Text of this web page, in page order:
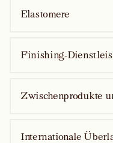
Elastomere
Finishing-
Zwischenprodukte
Internationale